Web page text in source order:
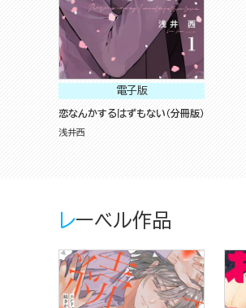
電子版
恋なんかするはずもない（分冊版）
浅井西
レーベル作品